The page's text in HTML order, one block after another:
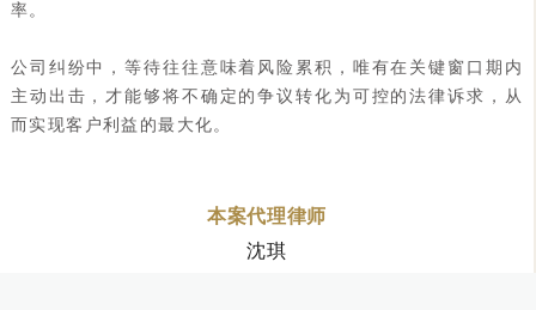
率。
公司纠纷中，等待往往意味着风险累积，唯有在关键窗口期内
主动出击，才能够将不确定的争议转化为可控的法律诉求，从
而实现客户利益的最大化。
本案代理律师
沈琪